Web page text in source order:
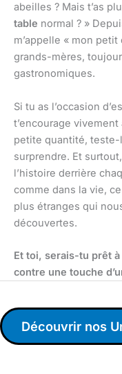
abeilles ? Mais t’as
table normal ? »
m’appelle « mon
grands-mères,
gastronomiques.
Si tu as l’occasion
t’encourage
petite quantité,
surprendre. Et
l’histoire derrière
comme dans la vie,
plus étranges qui
découvertes.
Et toi, serais-tu prêt
contre une touche
Découvrir nos